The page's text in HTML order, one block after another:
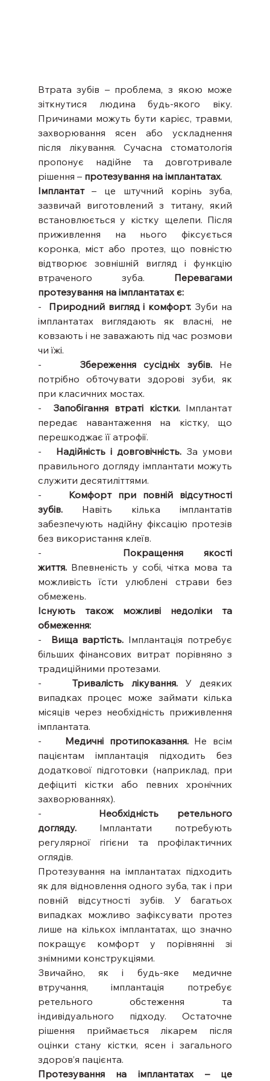
Втрата зубів – проблема, з якою може
зіткнутися людина будь-якого віку.
Причинами можуть бути карієс, травми,
захворювання ясен або ускладнення
після лікування. Сучасна стоматологія
пропонує надійне та довготривале
рішення – протезування на імплантатах.
Імплантат – це штучний корінь зуба,
зазвичай виготовлений з титану, який
встановлюється у кістку щелепи. Після
приживлення на нього фіксується
коронка, міст або протез, що повністю
відтворює зовнішній вигляд і функцію
втраченого зуба. Перевагами
протезування на імплантатах є:
- Природний вигляд і комфорт. Зуби на
імплантатах виглядають як власні, не
ковзають і не заважають під час розмови
чи їжі.
- Збереження сусідніх зубів. Не
потрібно обточувати здорові зуби, як
при класичних мостах.
- Запобігання втраті кістки. Імплантат
передає навантаження на кістку, що
перешкоджає її атрофії.
- Надійність і довговічність. За умови
правильного догляду імплантати можуть
служити десятиліттями.
- Комфорт при повній відсутності
зубів. Навіть кілька імплантатів
забезпечують надійну фіксацію протезів
без використання клеїв.
- Покращення якості
життя. Впевненість у собі, чітка мова та
можливість їсти улюблені страви без
обмежень.
Існують також можливі недоліки та
обмеження:
- Вища вартість. Імплантація потребує
більших фінансових витрат порівняно з
традиційними протезами.
- Тривалість лікування. У деяких
випадках процес може займати кілька
місяців через необхідність приживлення
імплантата.
- Медичні протипоказання. Не всім
пацієнтам імплантація підходить без
додаткової підготовки (наприклад, при
дефіциті кістки або певних хронічних
захворюваннях).
- Необхідність ретельного
догляду. Імплантати потребують
регулярної гігієни та профілактичних
оглядів.
Протезування на імплантатах підходить
як для відновлення одного зуба, так і при
повній відсутності зубів. У багатьох
випадках можливо зафіксувати протез
лише на кількох імплантатах, що значно
покращує комфорт у порівнянні зі
знімними конструкціями.
Звичайно, як і будь-яке медичне
втручання, імплантація потребує
ретельного обстеження та
індивідуального підходу. Остаточне
рішення приймається лікарем після
оцінки стану кістки, ясен і загального
здоров’я пацієнта.
Протезування на імплантатах – це